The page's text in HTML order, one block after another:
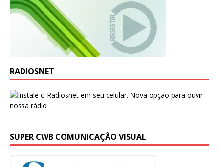
RADIOSNET
SUPER CWB COMUNICAÇÃO VISUAL